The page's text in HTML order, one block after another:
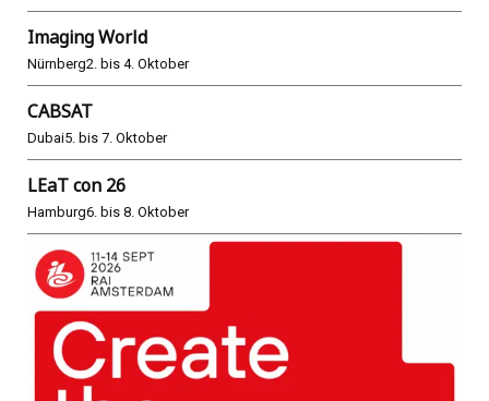
Imaging World
Nürnberg2. bis 4. Oktober
CABSAT
Dubai5. bis 7. Oktober
LEaT con 26
Hamburg6. bis 8. Oktober